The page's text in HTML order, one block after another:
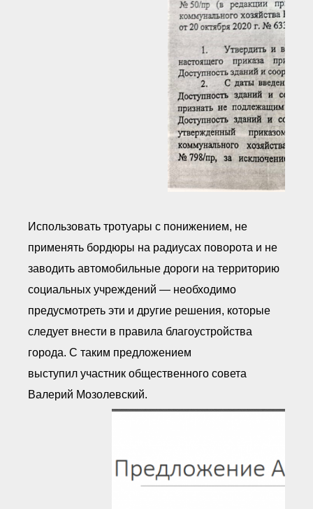
Использовать тротуары с понижением, не
применять бордюры на радиусах поворота и не
заводить автомобильные дороги на территорию
социальных учреждений — необходимо
предусмотреть эти и другие решения, которые
следует внести в правила благоустройства
города. С таким предложением
выступил участник общественного совета
Валерий Мозолевский.